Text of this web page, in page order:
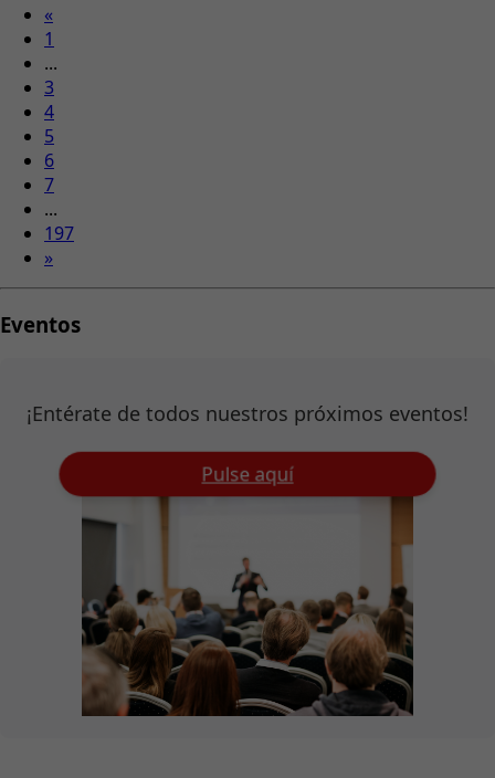
«
1
...
3
4
5
6
7
...
197
»
Eventos
¡Entérate de todos nuestros próximos eventos!
Pulse aquí